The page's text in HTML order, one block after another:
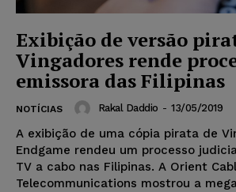
Exibição de versão
Vingadores rende
emissora das Filipinas
NOTÍCIAS Rakal Daddio - 13/05/2019
A exibição de uma cópia pirata de
Endgame rendeu um processo
TV a cabo nas Filipinas. A Orient
Telecommunications mostrou a